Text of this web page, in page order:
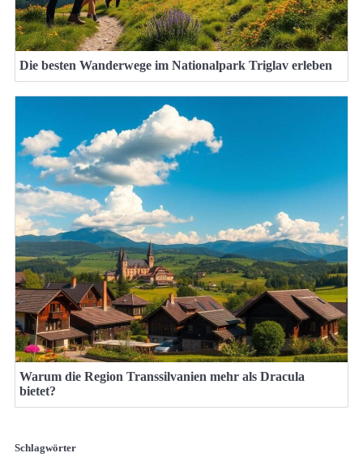
Die besten Wanderwege im Nationalpark Triglav erleben
Warum die Region Transsilvanien mehr als Dracula
bietet?
Schlagwörter